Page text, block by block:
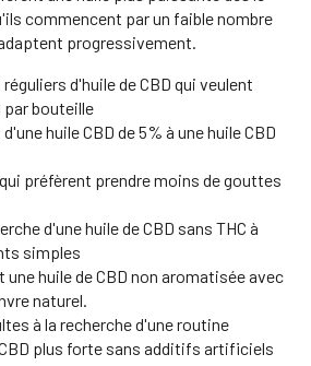
commencent par un faible nombre
progressivement.
d'huile de CBD qui veulent
par bouteille
huile CBD de 5% à une huile CBD
préfèrent prendre moins de gouttes
d'une huile de CBD sans THC à
simples
une huile de CBD non aromatisée avec
naturel.
à la recherche d'une routine
plus forte sans additifs artificiels